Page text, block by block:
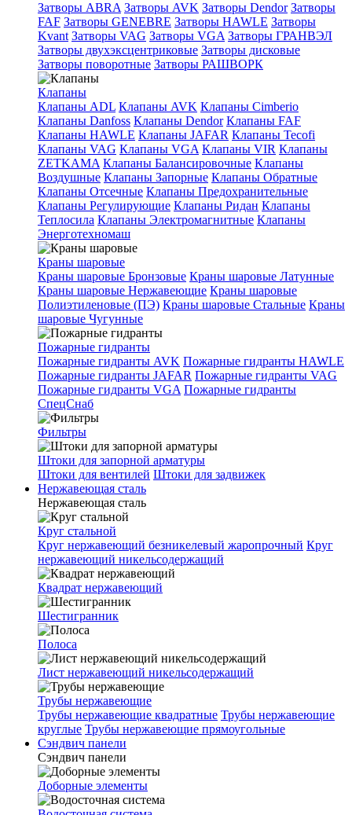
Затворы ABRA Затворы AVK Затворы Dendor Затворы
FAF Затворы GENEBRE Затворы HAWLE Затворы
Kvant Затворы VAG Затворы VGA Затворы ГРАНВЭЛ
Затворы двухэксцентриковые Затворы дисковые
Затворы поворотные Затворы РАШВОРК
Клапаны
Клапаны ADL Клапаны AVK Клапаны Cimberio
Клапаны Danfoss Клапаны Dendor Клапаны FAF
Клапаны HAWLE Клапаны JAFAR Клапаны Tecofi
Клапаны VAG Клапаны VGA Клапаны VIR Клапаны
ZETKAMA Клапаны Балансировочные Клапаны
Воздушные Клапаны Запорные Клапаны Обратные
Клапаны Отсечные Клапаны Предохранительные
Клапаны Регулирующие Клапаны Ридан Клапаны
Теплосила Клапаны Электромагнитные Клапаны
Энерготехномаш
Краны шаровые
Краны шаровые Бронзовые Краны шаровые Латунные
Краны шаровые Нержавеющие Краны шаровые
Полиэтиленовые (ПЭ) Краны шаровые Стальные Краны
шаровые Чугунные
Пожарные гидранты
Пожарные гидранты AVK Пожарные гидранты HAWLE
Пожарные гидранты JAFAR Пожарные гидранты VAG
Пожарные гидранты VGA Пожарные гидранты
СпецСнаб
Фильтры
Штоки для запорной арматуры
Штоки для вентилей Штоки для задвижек
Нержавеющая сталь
Нержавеющая сталь
Круг стальной
Круг нержавеющий безникелевый жаропрочный Круг
нержавеющий никельсодержащий
Квадрат нержавеющий
Шестигранник
Полоса
Лист нержавеющий никельсодержащий
Трубы нержавеющие
Трубы нержавеющие квадратные Трубы нержавеющие
круглые Трубы нержавеющие прямоугольные
Сэндвич панели
Сэндвич панели
Доборные элементы